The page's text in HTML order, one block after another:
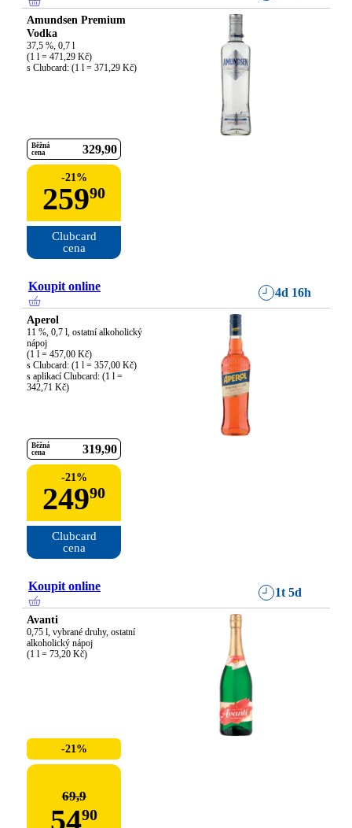
Amundsen Premium
Vodka
37,5 %, 0,7 l
(1 l = 471,29 Kč)
s Clubcard: (1 l = 371,29 Kč)
Běžná
cena
329 90
-21%
25990
Clubcard
cena
Koupit online 4d 16h
Aperol
11 %, 0,7 l, ostatní alkoholický
nápoj
(1 l = 457,00 Kč)
s Clubcard: (1 l = 357,00 Kč)
s aplikací Clubcard: (1 l =
342,71 Kč)
Běžná
cena
319 90
-21%
24990
Clubcard
cena
Koupit online 1t 5d
Avanti
0,75 l, vybrané druhy, ostatní
alkoholický nápoj
(1 l = 73,20 Kč)
-21%
69,9
5490